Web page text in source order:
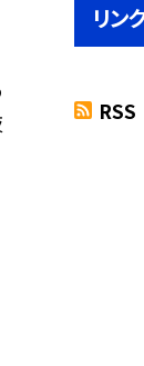
リン
RSS